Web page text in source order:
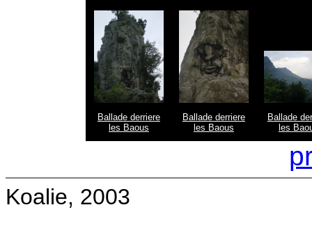
Ballade derriere
les Baous
Ballade derriere
les Baous
Ballade
les
Koalie, 2003